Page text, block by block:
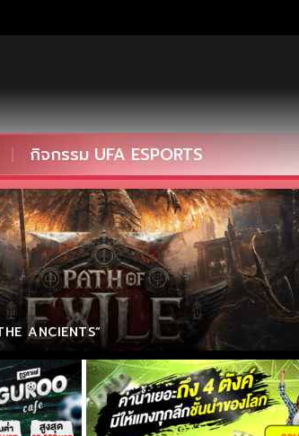
กิจกรรม UFA ESPORTS
ANCIENTS”